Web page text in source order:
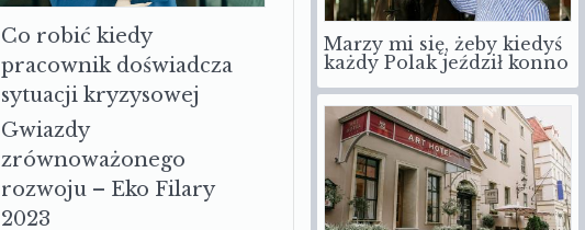
Co robić kiedy
pracownik doświadcza
sytuacji kryzysowej
Gwiazdy
zrównoważonego
rozwoju – Eko Filary
2023
Marzy mi się, żeby kiedyś
każdy Polak jeździł konno